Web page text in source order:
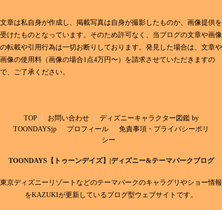
文章は私自身が作成し、掲載写真は自身が撮影したものか、画像提供を
受けたものとなっています。そのため許可なく、当ブログの文章や画像
の転載や引用行為は一切お断りしております。発見した場合は、文章や
画像の使用料（画像の場合1点4万円〜）を請求させていただきますの
で、ご了承ください。
TOP お問い合わせ
ディズニーキャラクター図鑑 by
TOONDAYSjp
プロフィール
免責事項・プライバシーポリ
シー
TOONDAYS【トゥーンデイズ】|ディズニー&テーマパークブログ
東京ディズニーリゾートなどのテーマパークのキャラグリやショー情報
をKAZUKIが更新しているブログ型ウェブサイトです。